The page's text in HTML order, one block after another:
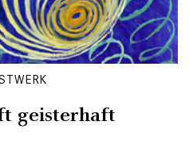
geisterhaft